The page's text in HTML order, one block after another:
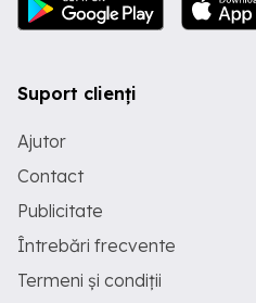
Suport clienți
Ajutor
Contact
Publicitate
Întrebări frecvente
Termeni și condiții